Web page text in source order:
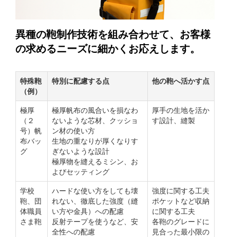
異種の鞄制作技術を組み合わせて、お客様
の求めるニーズに細かくお応えします。
特殊鞄
（例）
特別に配慮する点 他の鞄へ活かす点
極厚
（２
号）帆
布バッ
グ
極厚帆布の風合いを損なわ
ないような芯材、クッショ
ン材の使い方
生地の重なりが厚くなりす
ぎないような設計
極厚物を縫えるミシン、お
よびセッティング
厚手の生地を活か
す設計、縫製
学校
鞄、団
体職員
さま鞄
ハードな使い方をしても壊
れない、徹底した強度（縫
い方や金具）への配慮
反射テープを使うなど、安
全性への配慮
強度に関する工夫
ポケットなど収納
に関する工夫
各鞄のグレードに
見合った最小限の